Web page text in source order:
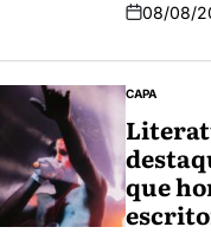
08/08/
CAPA
que